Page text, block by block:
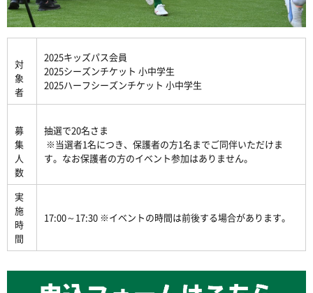
対
象
者
2025キッズパス会員
2025シーズンチケット 小中学生
2025ハーフシーズンチケット 小中学生
募
集
人
数
抽選で20名さま
※当選者1名につき、保護者の方1名までご同伴いただけま
す。なお保護者の方のイベント参加はありません。
実
施
時
間
17:00～17:30 ※イベントの時間は前後する場合があります。